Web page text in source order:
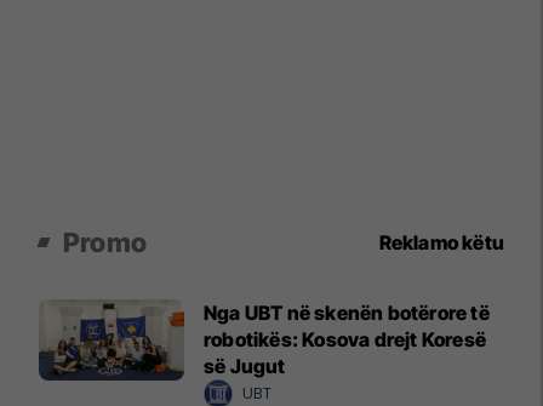
Promo Reklamo këtu
Nga UBT në skenën botërore të
robotikës: Kosova drejt Koresë
së Jugut
UBT